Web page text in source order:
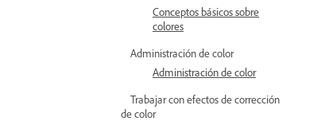
Conceptos básicos sobre
colores
Administración de color
Administración de color
Trabajar con efectos de corrección
de color